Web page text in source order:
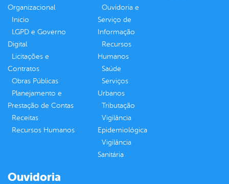
Organizacional
Inicio
LGPD e Governo
Digital
Licitações e
Contratos
Obras Públicas
Planejamento e
Prestação de Contas
Receitas
Recursos Humanos
Ouvidoria e
Serviço de
Informação
Recursos
Humanos
Saúde
Serviços
Urbanos
Tributação
Vigilância
Epidemiológica
Vigilância
Sanitária
Ouvidoria